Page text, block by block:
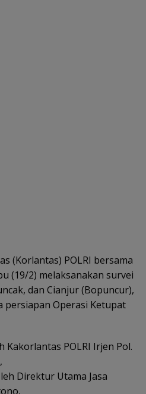
(Korlantas) POLRI bersama
(19/2) melaksanakan survei
dan Cianjur (Bopuncur),
persiapan Operasi Ketupat
Kakorlantas POLRI Irjen Pol.
Direktur Utama Jasa